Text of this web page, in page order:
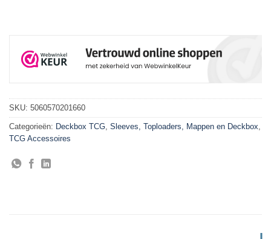
SKU: 5060570201660
Categorieën: Deckbox TCG, Sleeves, Toploaders, Mappen en Deckbox,
TCG Accessoires